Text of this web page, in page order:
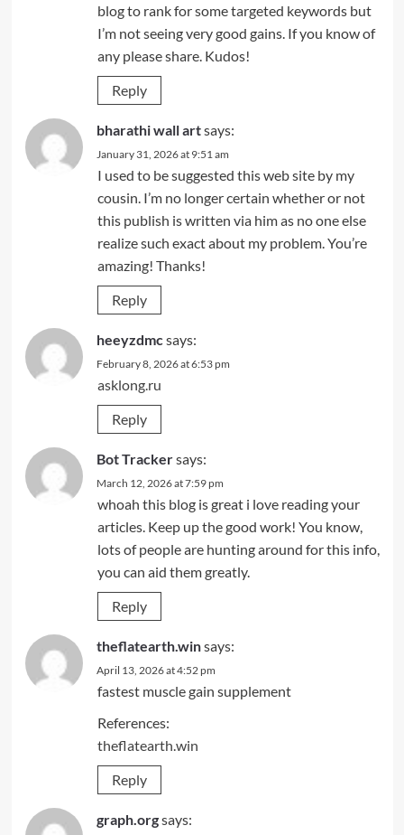
blog to rank for some targeted keywords but
I’m not seeing very good gains. If you know of
any please share. Kudos!
Reply
bharathi wall artsays:
January 31, 2026 at 9:51 am
I used to be suggested this web site by my
cousin. I’m no longer certain whether or not
this publish is written via him as no one else
realize such exact about my problem. You’re
amazing! Thanks!
Reply
heeyzdmcsays:
February 8, 2026 at 6:53 pm
asklong.ru
Reply
Bot Trackersays:
March 12, 2026 at 7:59 pm
whoah this blog is great i love reading your
articles. Keep up the good work! You know,
lots of people are hunting around for this info,
you can aid them greatly.
Reply
theflatearth.winsays:
April 13, 2026 at 4:52 pm
fastest muscle gain supplement
References:
theflatearth.win
Reply
graph.orgsays: